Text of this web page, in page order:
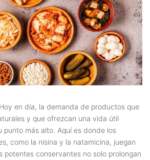
Hoy en día, la demanda de productos que
y que ofrezcan una vida útil
punto más alto. Aquí es donde los
como la nisina y la natamicina, juegan
potentes conservantes no solo prolongan